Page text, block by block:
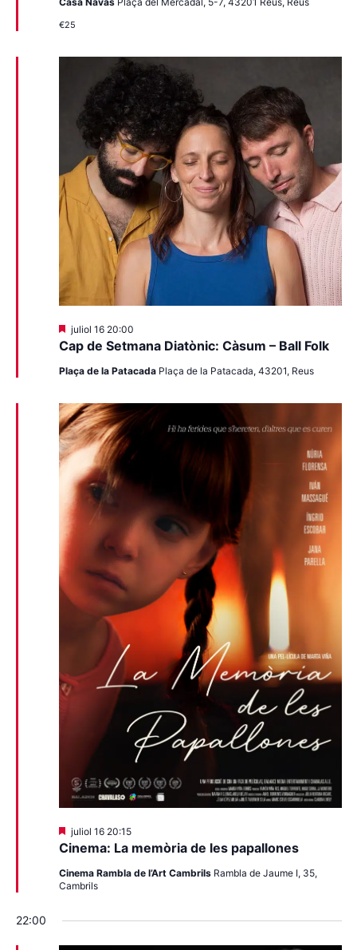
€25
Cap de Setmana Diatònic: Càsum – Ball Folk
Destacats
juliol 16 20:00
Plaça de la Patacada Plaça de la Patacada, 43201, Reus
Cinema: La memòria de les papallones
Destacats
juliol 16 20:15
Cinema Rambla de l’Art Cambrils Rambla de Jaume I, 35,
Cambrils
22:00